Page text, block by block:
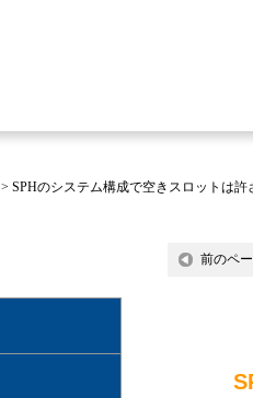
プ
プ
プ
> SPHのシステム構成で空きスロットは許
前のペ